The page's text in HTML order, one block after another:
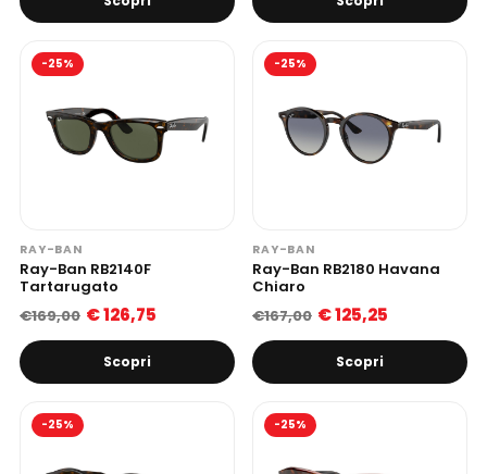
-25%
RAY-BAN
Ray-Ban RB2140F
Tartarugato
€169,00 € 126,75
Scopri
-25%
RAY-BAN
Ray-Ban RB2180 Havana
Chiaro
€167,00 € 125,25
Scopri
-25% -25%